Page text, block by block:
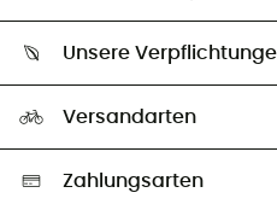
Größentabelle
Unsere Botschafter
Unsere
Auswahl an nachhaltigen
Versandarten
Zahlungsarten